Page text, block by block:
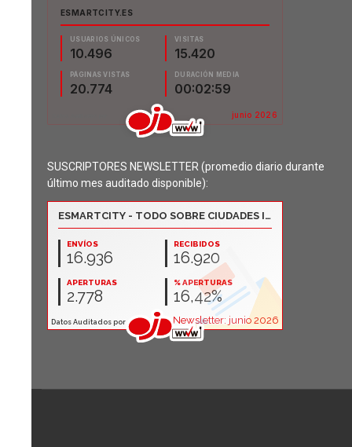
SUSCRIPTORES NEWSLETTER (promedio diario durante
último mes auditado disponible):